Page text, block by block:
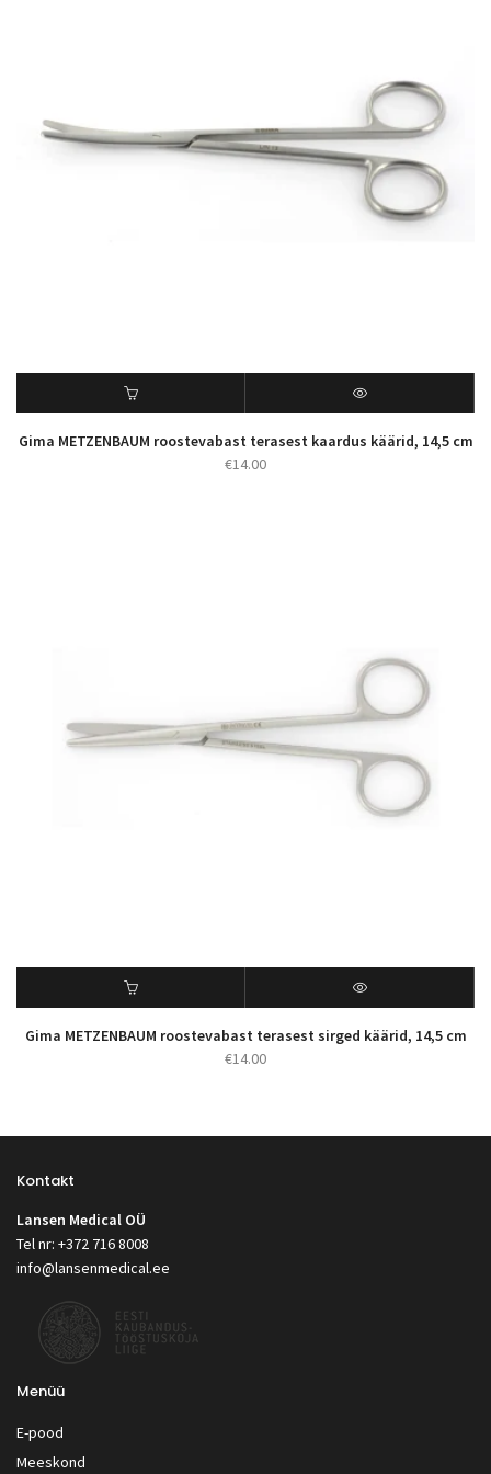
Gima METZENBAUM roostevabast terasest kaardus käärid, 14,5 cm
€14.00
Gima METZENBAUM roostevabast terasest sirged käärid, 14,5 cm
€14.00
Kontakt
Lansen Medical OÜ
Tel nr: +372 716 8008
info@lansenmedical.ee
Menüü
E-pood
Meeskond